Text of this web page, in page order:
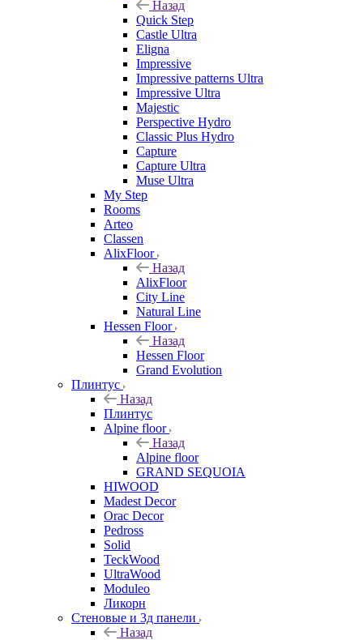
Назад
Quick Step
Castle Ultra
Eligna
Impressive
Impressive patterns Ultra
Impressive Ultra
Majestic
Perspective Hydro
Classic Plus Hydro
Capture
Capture Ultra
Muse Ultra
My Step
Rooms
Arteo
Classen
AlixFloor
Назад
AlixFloor
City Line
Natural Line
Hessen Floor
Назад
Hessen Floor
Grand Evolution
Плинтус
Назад
Плинтус
Alpine floor
Назад
Alpine floor
GRAND SEQUOIA
HIWOOD
Madest Decor
Orac Decor
Pedross
Solid
TeckWood
UltraWood
Moduleo
Ликорн
Стеновые и 3д панели
Назад